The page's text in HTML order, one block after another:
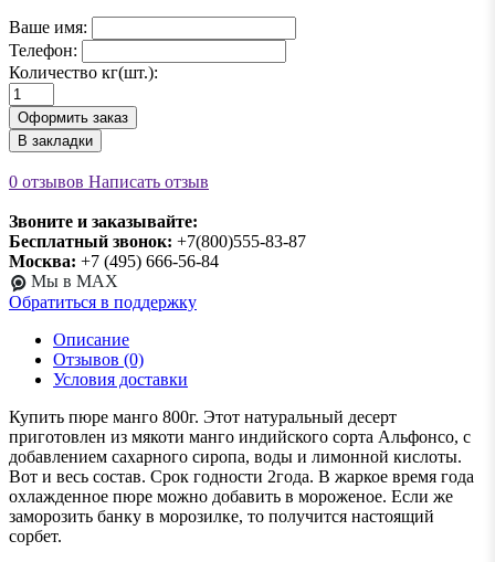
Ваше имя:
Телефон:
Количество кг(шт.):
Оформить заказ
В закладки
0 отзывов Написать отзыв
Звоните и заказывайте:
Бесплатный звонок: +7(800)555-83-87
Москва: +7 (495) 666-56-84
Мы в MAX
Обратиться в поддержку
Описание
Отзывов (0)
Условия доставки
Купить пюре манго 800г. Этот натуральный десерт
приготовлен из мякоти манго индийского сорта Альфонсо, с
добавлением сахарного сиропа, воды и лимонной кислоты.
Вот и весь состав. Срок годности 2года. В жаркое время года
охлажденное пюре можно добавить в мороженое. Если же
заморозить банку в морозилке, то получится настоящий
сорбет.